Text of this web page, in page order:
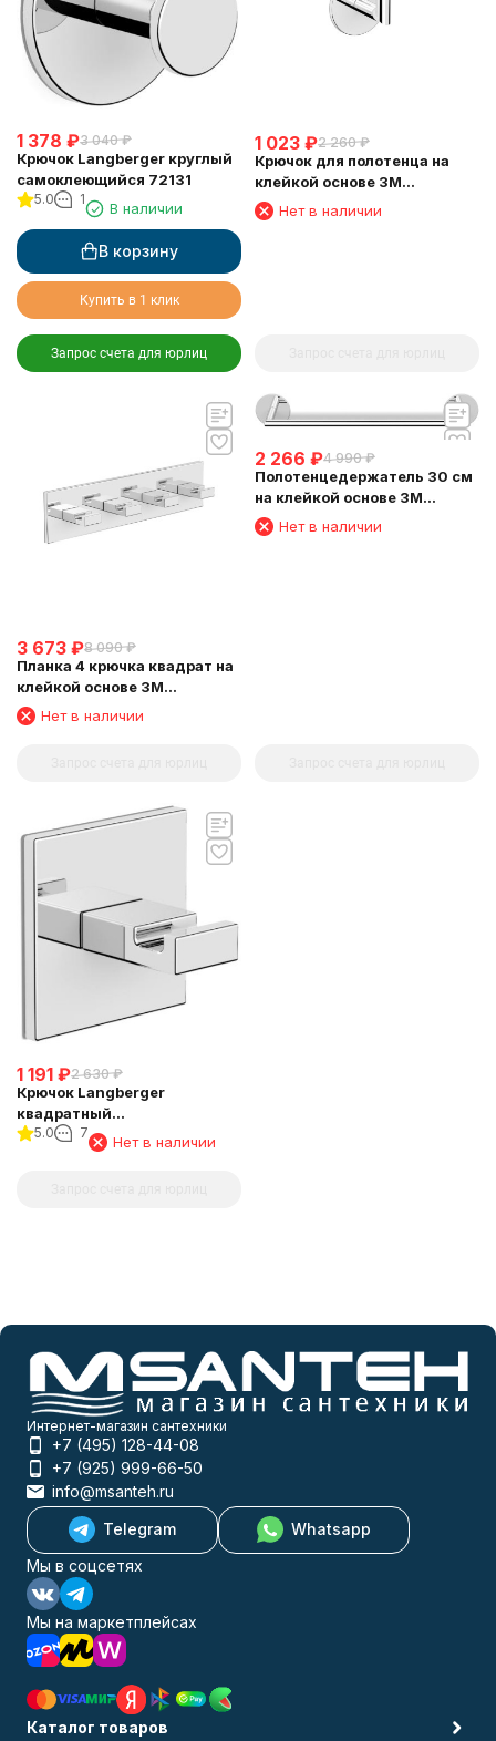
1 378 ₽3 040 ₽
Крючок Langberger круглый
самоклеющийся 72131
5.0 1
В наличии
В корзину
Купить в 1 клик
Запрос счета для юрлиц
1 023 ₽2 260 ₽
Крючок для полотенца на
клейкой основе 3М
LANGBERGER 30831A
Нет в наличии
3 673 ₽8 090 ₽
Планка 4 крючка квадрат на
клейкой основе 3М
LANGBERGER 71134
Нет в наличии
2 266 ₽4 990 ₽
Полотенцедержатель 30 см
на клейкой основе 3М
LANGBERGER 30801C
Нет в наличии
1 191 ₽2 630 ₽
Крючок Langberger
квадратный
самоклеющийся 71131
5.0 7
Нет в наличии
Интернет-магазин сантехники
+7 (495) 128-44-08
+7 (925) 999-66-50
info@msanteh.ru
Telegram
Whatsapp
Мы в соцсетях
Мы на маркетплейсах
Каталог товаров